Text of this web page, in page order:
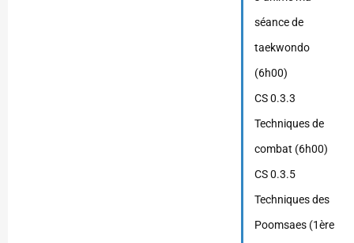
séance de
taekwondo
(6h00)
CS 0.3.3
Techniques de
combat (6h00)
CS 0.3.5
Techniques des
Poomsaes (1ère